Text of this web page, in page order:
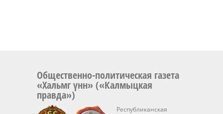
Общественно-политическая газета
«Хальмг үнн» («Калмыцкая
правда»)
Республиканская